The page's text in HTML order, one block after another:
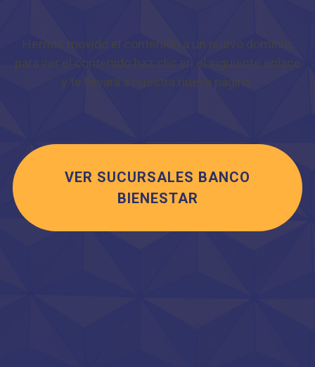
Hemos movido el contenido a un nuevo dominio,
para ver el contenido haz clic en el siguiente enlace
y te llevará a nuestra nueva página.
VER SUCURSALES BANCO
BIENESTAR